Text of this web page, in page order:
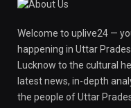
Welcome to uplive24 —
happening in Uttar
Lucknow to the cultural
latest news, in-depth
the people of Uttar